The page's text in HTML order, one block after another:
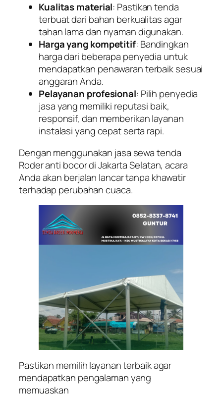
Kualitas material: Pastikan tenda
terbuat dari bahan berkualitas agar
tahan lama dan nyaman digunakan.
Harga yang kompetitif: Bandingkan
harga dari beberapa penyedia untuk
mendapatkan penawaran terbaik sesuai
anggaran Anda.
Pelayanan profesional: Pilih penyedia
jasa yang memiliki reputasi baik,
responsif, dan memberikan layanan
instalasi yang cepat serta rapi.
Dengan menggunakan jasa sewa tenda
Roder anti bocor di Jakarta Selatan, acara
Anda akan berjalan lancar tanpa khawatir
terhadap perubahan cuaca.
Pastikan memilih layanan terbaik agar
mendapatkan pengalaman yang
memuaskan